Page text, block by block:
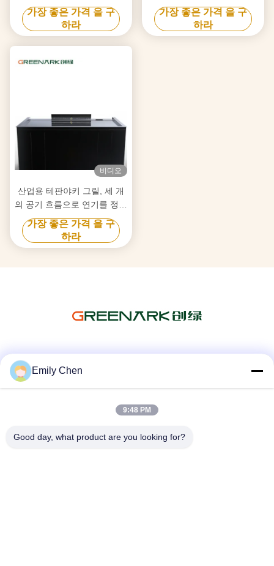
작 신뢰할 수 있는 히바치 썰
매 장비 공급자
가장 좋은 가격 을 구
하라
스마트 난방
가장 좋은 가격 을 구
하라
비디오
산업용 테판야키 그릴, 세 개
의 공기 흐름으로 연기를 정화
하고 막힘을 방지하는 기술
가장 좋은 가격 을 구
하라
전화
Emily Chen
9:48 PM
Good day, what product are you looking for?